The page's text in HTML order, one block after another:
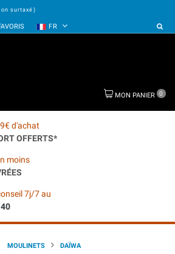
surtaxé)
FR
MON PANIER 0
d'achat
OFFERTS*
moins
7j/7 au
MOULINETS DAÏWA